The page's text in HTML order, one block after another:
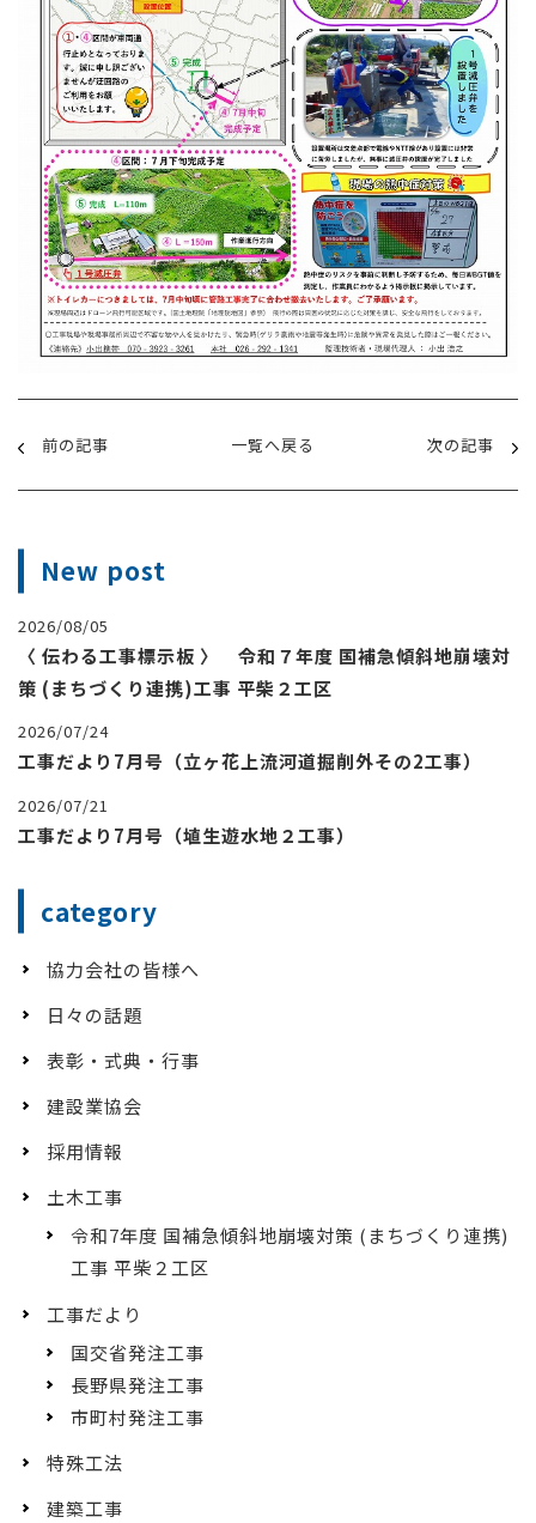
前の記事 一覧へ戻る 次の記事
New post
2026/08/05
〈 伝わる工事標示板 〉 令和７年度 国補急傾斜地崩壊対
策 (まちづくり連携)工事 平柴２工区
2026/07/24
工事だより7月号（立ヶ花上流河道掘削外その2工事）
2026/07/21
工事だより7月号（埴生遊水地２工事）
category
協力会社の皆様へ
日々の話題
表彰・式典・行事
建設業協会
採用情報
土木工事
令和7年度 国補急傾斜地崩壊対策 (まちづくり連携)
工事 平柴２工区
工事だより
国交省発注工事
長野県発注工事
市町村発注工事
特殊工法
建築工事